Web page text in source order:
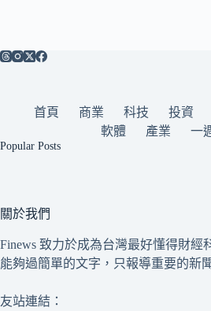
首頁 商業 科技 投資
軟體
產業 一
Popular Posts
關於我們
Finews 致力於成為台灣最好懂得財經
能夠過簡單的文字，只報導重要的新
友站連結：